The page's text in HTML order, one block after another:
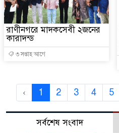
রাণীনগরে মাদকসেবী ২জনের
কারাদন্ড
৩ সপ্তাহ আগে
‹ 1 2 3 4 5
সর্বশেষ সংবাদ